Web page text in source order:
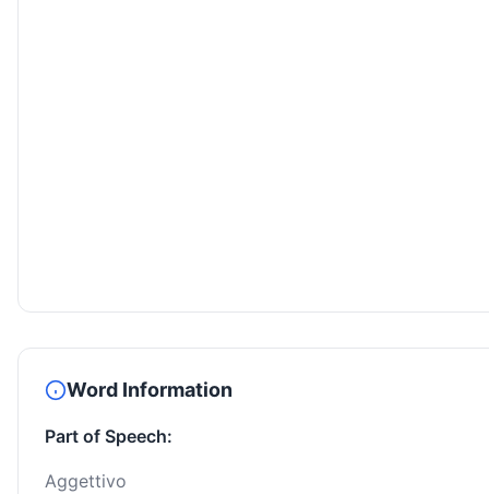
Word Information
Part of Speech:
Aggettivo